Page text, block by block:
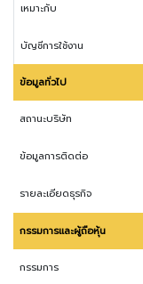
เหมาะกับ
บัญชีการใช้งาน
ข้อมูลทั่วไป
สถานะบริษัท
ข้อมูลการติดต่อ
รายละเอียดธุรกิจ
กรรมการและผู้ถือหุ้น
กรรมการ